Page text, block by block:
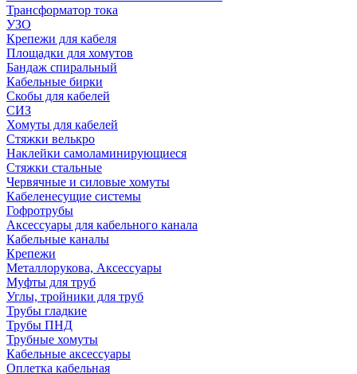
Трансформатор тока
УЗО
Крепежи для кабеля
Площадки для хомутов
Бандаж спиральный
Кабельные бирки
Cкобы для кабелей
СИЗ
Хомуты для кабелей
Стяжки велькро
Наклейки самоламинирующиеся
Стяжки стальные
Червячные и силовые хомуты
Кабеленесущие системы
Гофротрубы
Аксессуары для кабельного канала
Кабельные каналы
Крепежи
Металлорукова, Аксессуары
Муфты для труб
Углы, тройники для труб
Трубы гладкие
Трубы ПНД
Трубные хомуты
Кабельные аксессуары
Оплетка кабельная